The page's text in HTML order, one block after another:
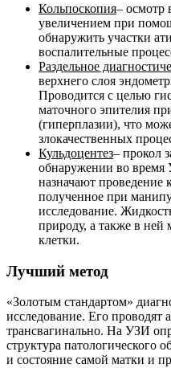
Кольпоскопия– осмотр
увеличением при
обнаружить участки
воспалительные
Раздельное
верхнего слоя
Проводится с целью
маточного эпителия
(гиперплазии), что
злокачественных
Кульдоцентез– прокол
обнаружении во время
назначают проведение
полученное при
исследование.
природу, а также в ней
клетки.
Лучший метод
«Золотым стандартом»
исследование. Его проводят
трансвагинально. На УЗИ
структура патологического
и состояние самой матки и